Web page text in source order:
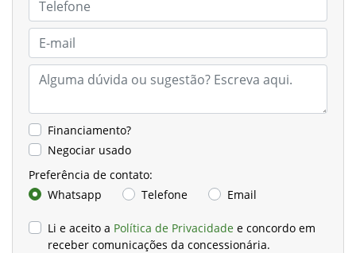
Financiamento?
Negociar usado
Preferência de contato:
Whatsapp
Telefone Email
Li e aceito a Política de Privacidade e concordo em
receber comunicações da concessionária.